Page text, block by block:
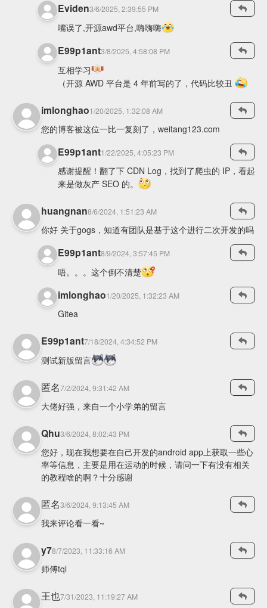
Eviden3/6/2025, 2:39:55 PM
嘴误了,开源awd平台,嗨嗨嗨
E99p1ant3/8/2025, 4:58:08 PM
互相学习
（开源 AWD 平台是 4 年前写的了，代码比较丑
imlonghao1/20/2025, 1:32:08 AM
您的博客被这位一比一复刻了，weitang123.com
E99p1ant1/22/2025, 4:05:23 PM
感谢提醒！翻了下 CDN Log，找到了爬虫的 IP，看起
来是做灰产 SEO 的。
huangnan8/6/2024, 1:51:23 AM
你好 关于gogs，知道有团队是基于这个进行二次开发的吗
E99p1ant8/9/2024, 3:57:45 PM
唔。。。这个倒不清楚
imlonghao1/20/2025, 1:32:23 AM
Gitea
E99p1ant7/18/2024, 4:34:52 PM
测试新版留言
匿名7/2/2024, 9:31:42 AM
大佬好强，来自一个小学弟的留言
Qhu3/6/2024, 8:02:43 PM
您好，现在我想要在自己开发的android app上获取一些心
率等信息，主要是用在运动的时候，请问一下有没有相关
的教程啥的啊？十分感谢
匿名3/6/2024, 9:13:45 AM
我来评论看一看~
y78/7/2023, 11:33:16 AM
师傅tql
王也7/31/2023, 11:19:27 AM